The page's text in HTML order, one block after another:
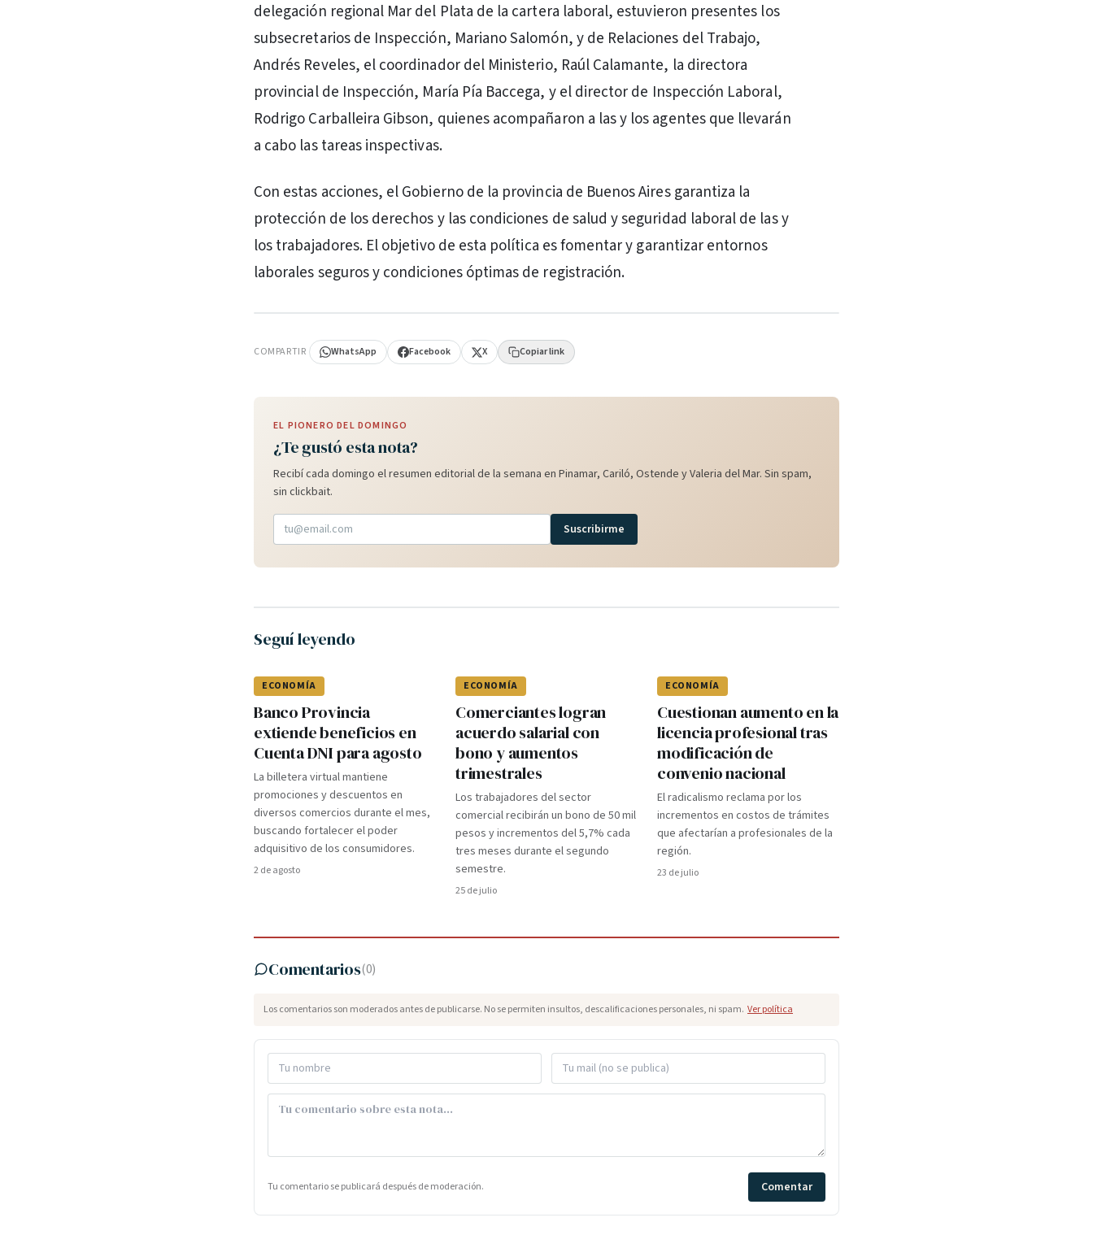
delegación regional Mar del Plata de la cartera laboral, estuvieron presentes los
subsecretarios de Inspección, Mariano Salomón, y de Relaciones del Trabajo,
Andrés Reveles, el coordinador del Ministerio, Raúl Calamante, la directora
provincial de Inspección, María Pía Baccega, y el director de Inspección Laboral,
Rodrigo Carballeira Gibson, quienes acompañaron a las y los agentes que llevarán
a cabo las tareas inspectivas.
Con estas acciones, el Gobierno de la provincia de Buenos Aires garantiza la
protección de los derechos y las condiciones de salud y seguridad laboral de las y
los trabajadores. El objetivo de esta política es fomentar y garantizar entornos
laborales seguros y condiciones óptimas de registración.
COMPARTIR WhatsApp Facebook X Copiar link
EL PIONERO DEL DOMINGO
¿Te gustó esta nota?
Recibí cada domingo el resumen editorial de la semana en Pinamar, Cariló, Ostende y Valeria del Mar. Sin spam,
sin clickbait.
Suscribirme
Seguí leyendo
ECONOMÍA
Banco Provincia
extiende beneficios en
Cuenta DNI para agosto
La billetera virtual mantiene
promociones y descuentos en
diversos comercios durante el mes,
buscando fortalecer el poder
adquisitivo de los consumidores.
2 de agosto
ECONOMÍA
Comerciantes logran
acuerdo salarial con
bono y aumentos
trimestrales
Los trabajadores del sector
comercial recibirán un bono de 50 mil
pesos y incrementos del 5,7% cada
tres meses durante el segundo
semestre.
25 de julio
ECONOMÍA
Cuestionan aumento en la
licencia profesional tras
modificación de
convenio nacional
El radicalismo reclama por los
incrementos en costos de trámites
que afectarían a profesionales de la
región.
23 de julio
Comentarios(0)
Los comentarios son moderados antes de publicarse. No se permiten insultos, descalificaciones personales, ni spam. Ver política
Tu comentario se publicará después de moderación. Comentar